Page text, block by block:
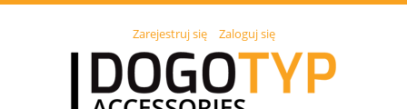
Zarejestruj się Zaloguj się